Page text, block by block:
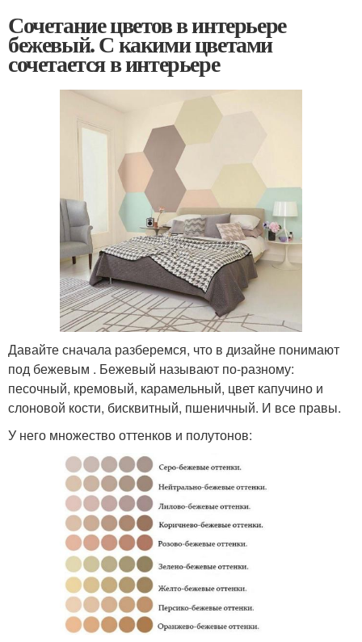
Сочетание цветов в интерьере
бежевый. С какими цветами
сочетается в интерьере
Давайте сначала разберемся, что в дизайне понимают
под бежевым . Бежевый называют по-разному:
песочный, кремовый, карамельный, цвет капучино и
слоновой кости, бисквитный, пшеничный. И все правы.
У него множество оттенков и полутонов: